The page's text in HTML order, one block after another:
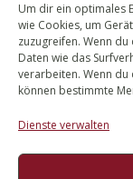
Um dir ein optimales
wie Cookies, um
zuzugreifen. Wenn
Daten wie das
verarbeiten. Wenn du
können bestimmte
Dienste verwalten
56727